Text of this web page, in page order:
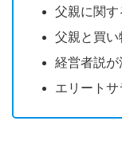
父親に関
父親と買い
経営者説
エリート